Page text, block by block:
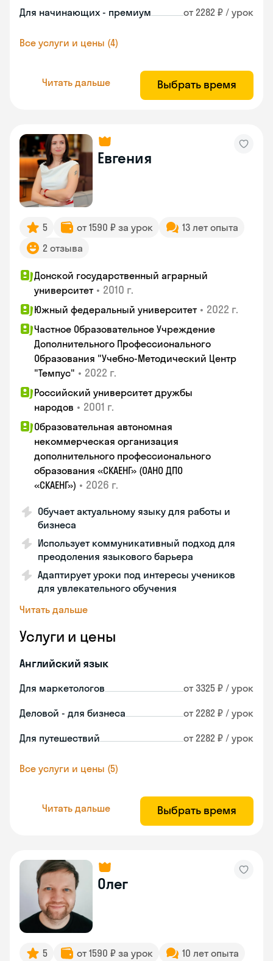
Для начинающих - премиум от 2282 ₽ / урок
Все услуги и цены (4)
Читать дальше Выбрать время
Евгения
5 от 1590 ₽ за урок
13 лет опыта
2 отзыва
Донской государственный аграрный
университет • 2010 г.
Южный федеральный университет • 2022 г.
Частное Образовательное Учреждение
Дополнительного Профессионального
Образования "Учебно-Методический Центр
"Темпус" • 2022 г.
Российский университет дружбы
народов • 2001 г.
Образовательная автономная
некоммерческая организация
дополнительного профессионального
образования «СКАЕНГ» (ОАНО ДПО
«СКАЕНГ») • 2026 г.
Обучает актуальному языку для работы и
бизнеса
Использует коммуникативный подход для
преодоления языкового барьера
Адаптирует уроки под интересы учеников
для увлекательного обучения
Читать дальше
Услуги и цены
Английский язык
Для маркетологов от 3325 ₽ / урок
Деловой - для бизнеса от 2282 ₽ / урок
Для путешествий от 2282 ₽ / урок
Все услуги и цены (5)
Читать дальше Выбрать время
Олег
5 от 1590 ₽ за урок 10 лет опыта